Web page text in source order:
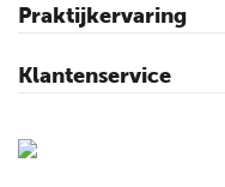
Praktijkervaring
Kalveren
Koeien
Varkens
Over vliegen…
Vliegenbestrijding – video’s
Klantenservice
Contact
Mijn account
Veilig winkelen
Algemene voorwaarden
Privacy- en cookieverklaring
Disclaimer
Sitemap